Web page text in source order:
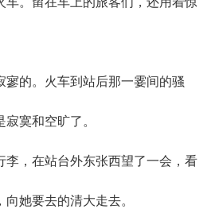
的。火车到站后那一霎间的骚
寂寞和空旷了。
，在站台外东张西望了一会，看
她要去的清大走去。